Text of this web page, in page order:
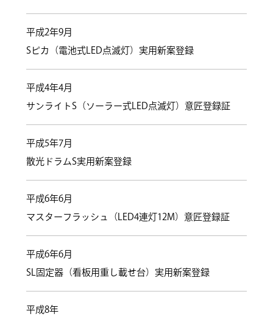
平成2年9月
Sピカ（電池式LED点滅灯）実用新案登録
平成4年4月
サンライトS（ソーラー式LED点滅灯）意匠登録証
平成5年7月
散光ドラムS実用新案登録
平成6年6月
マスターフラッシュ（LED4連灯12M）意匠登録証
平成6年6月
SL固定器（看板用重し載せ台）実用新案登録
平成8年